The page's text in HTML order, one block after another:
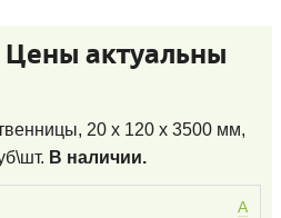
актуальны
20 x 120 x 3500 мм,
В наличии.
А